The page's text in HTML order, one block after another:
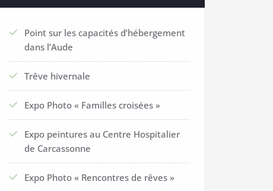
Point sur les capacités d’hébergement
dans l’Aude
Trêve hivernale
Expo Photo « Familles croisées »
Expo peintures au Centre Hospitalier
de Carcassonne
Expo Photo « Rencontres de rêves »